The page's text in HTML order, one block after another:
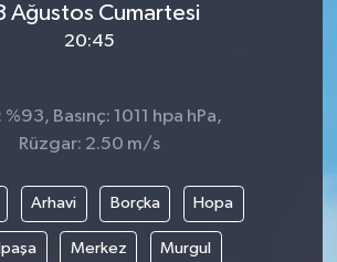
Ağustos Cumartesi
20:45
%93, Basınç: 1011 hpa hPa,
Rüzgar: 2.50 m/s
Arhavi Borçka Hopa
Merkez Murgul